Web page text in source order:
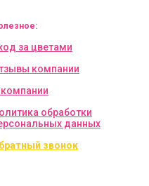
за цветами
компании
обработки
данных
звонок